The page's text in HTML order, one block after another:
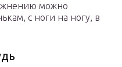
можно
с ноги на ногу, в